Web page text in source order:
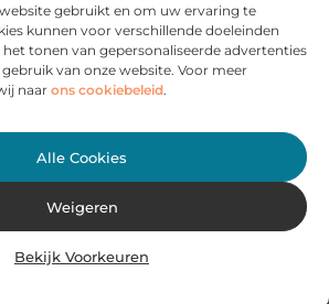
gebruikt en om uw ervaring te
kunnen voor verschillende doeleinden
tonen van gepersonaliseerde advertenties
van onze website. Voor meer
naar ons cookiebeleid.
Alle Cookies
Weigeren
Bekijk Voorkeuren
webhosting en beveiliging op
en beveiliging cruciaal zijn Als je
hebt, weet je hoe belangrijk